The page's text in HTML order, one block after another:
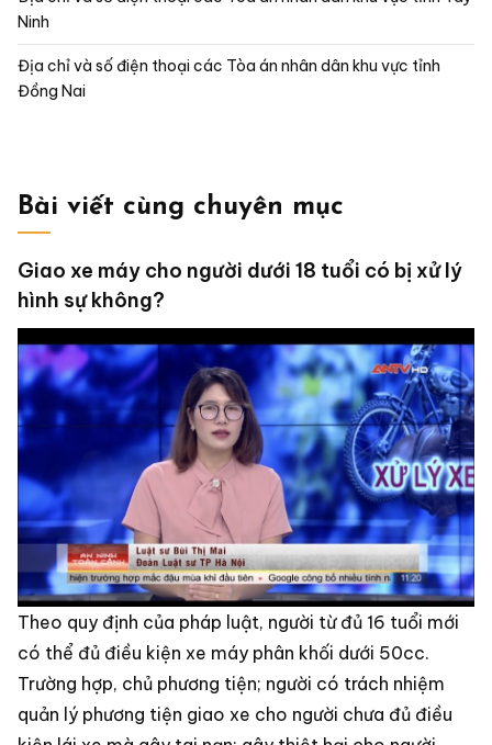
Ninh
Địa chỉ và số điện thoại các Tòa án nhân dân khu vực tỉnh
Đồng Nai
Bài viết cùng chuyên mục
Giao xe máy cho người dưới 18 tuổi có bị xử lý
hình sự không?
Theo quy định của pháp luật, người từ đủ 16 tuổi mới
có thể đủ điều kiện xe máy phân khối dưới 50cc.
Trường hợp, chủ phương tiện; người có trách nhiệm
quản lý phương tiện giao xe cho người chưa đủ điều